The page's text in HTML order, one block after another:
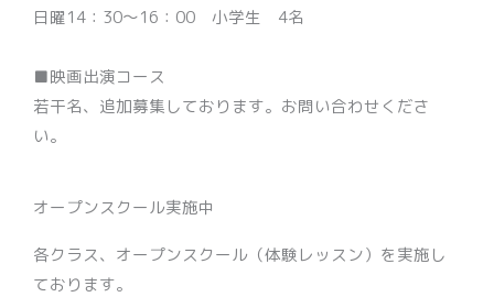
日曜14：30〜16：00 小学生 4名
■映画出演コース
若干名、追加募集しております。お問い合わせくださ
い。
オープンスクール実施中
各クラス、オープンスクール（体験レッスン）を実施し
ております。